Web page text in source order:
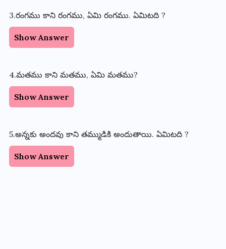
3.రంగము కాని రంగము, ఏమి రంగము. ఏమిటది ?
Show Answer
4.మతము కాని మతము, ఏమి మతము?
Show Answer
5.అన్నకు అందవు కాని తమ్ముడికి అందుతాయి. ఏమిటది ?
Show Answer